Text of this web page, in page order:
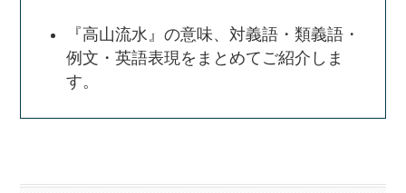
『高山流水』の意味、対義語・類義語・
例文・英語表現をまとめてご紹介しま
す。